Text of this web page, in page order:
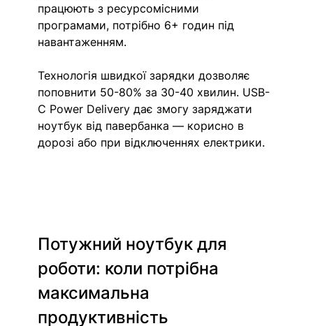
працюють з ресурсомісними
програмами, потрібно 6+ годин під
навантаженням.
Технологія швидкої зарядки дозволяє
поповнити 50-80% за 30-40 хвилин. USB-
C Power Delivery дає змогу заряджати
ноутбук від павербанка — корисно в
дорозі або при відключеннях електрики.
Потужний ноутбук для
роботи: коли потрібна
максимальна
продуктивність